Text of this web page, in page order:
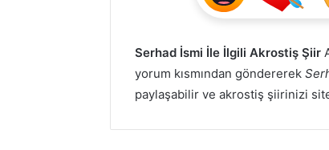
Serhad İsmi İle İlgili Akrostiş Şiir
yorum kısmından göndererek
paylaşabilir ve akrostiş şiirinizi